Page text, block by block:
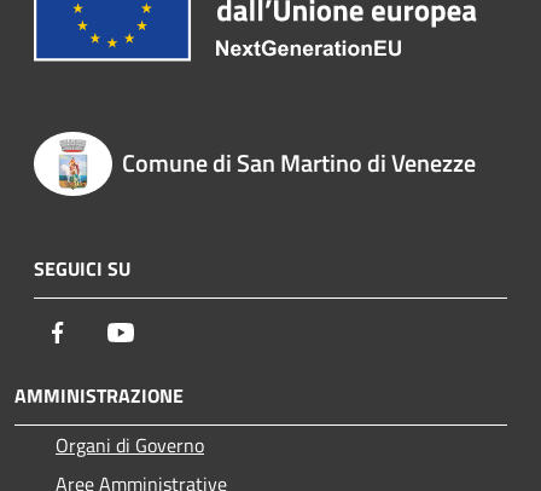
Comune di San Martino di Venezze
SEGUICI SU
Facebook
AMMINISTRAZIONE
Organi di Governo
Aree Amministrative